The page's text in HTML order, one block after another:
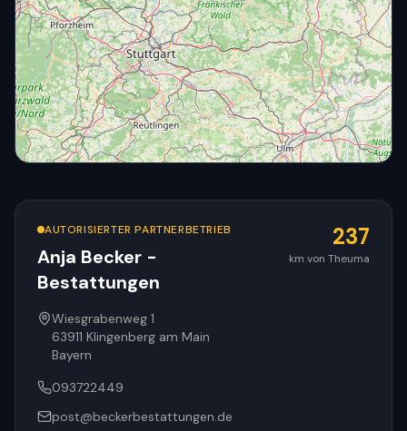
AUTORISIERTER PARTNERBETRIEB
Anja Becker -
Bestattungen
237
km von Theuma
Wiesgrabenweg 1
63911 Klingenberg am Main
Bayern
093722449
post@beckerbestattungen.de